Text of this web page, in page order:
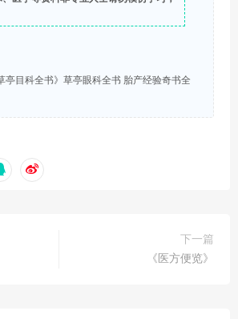
亭目科全书》草亭眼科全书 胎产经验奇书全
下一篇
《医方便览》